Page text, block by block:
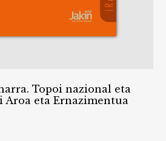
Topoi nazional eta
Aroa eta Ernazimentua